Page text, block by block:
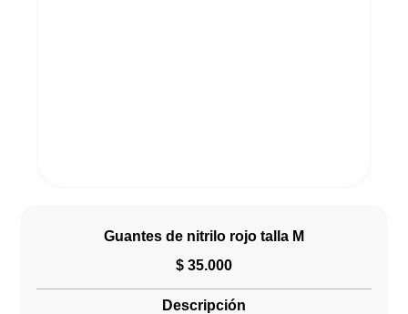
Guantes de nitrilo rojo talla M
$ 35.000
Descripción